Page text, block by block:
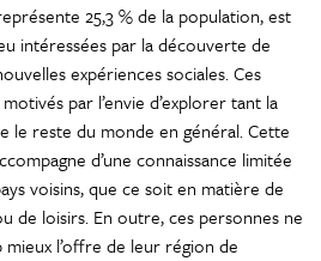
25,3 % de la population, est
intéressées par la découverte de
expériences sociales. Ces
par l’envie d’explorer tant la
le reste du monde en général. Cette
d’une connaissance limitée
voisins, que ce soit en matière de
de loisirs. En outre, ces personnes ne
l’offre de leur région de